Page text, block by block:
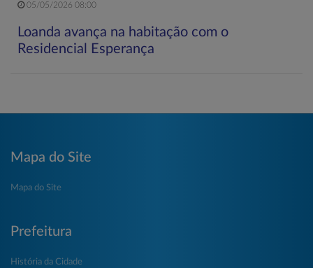
05/05/2026 08:00
Loanda avança na habitação com o
Residencial Esperança
Mapa do Site
Mapa do Site
Prefeitura
História da Cidade